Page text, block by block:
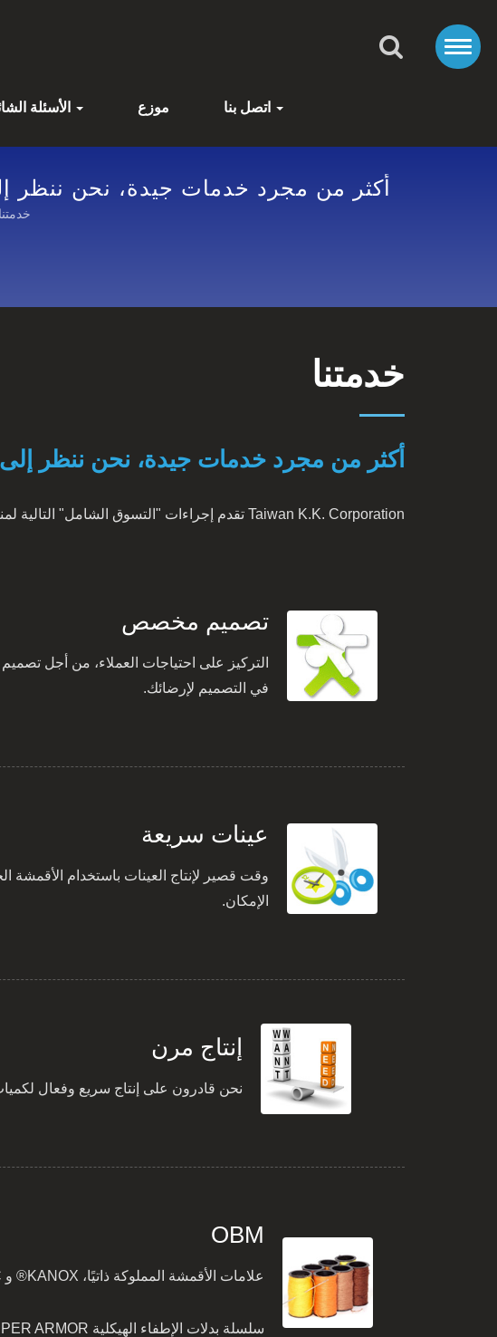
موزع
أكثر من مجرد خدمات جيدة، نحن ننظر
خدمتنا
أكثر من مجرد خدمات جيدة، نحن ننظر
Taiwan K.K. Corporation تقدم إجراءات "التسوق الشامل" التالية لمنتجات FR - أكثر راحة وأقل إزعاج :
تصميم مخصص
التركيز على احتياجات العملاء، من أجل
في التصميم لإرضائك.
عينات سريعة
الإمكان.
إنتاج مرن
نحن قادرون على إنتاج سريع وفعال
OBM
علامات الأقمشة المملوكة ذاتيًا، KANOX® و MAZIC® تضمن جودة وأصل المواد. هذه العلامات حصلت على إشادات دولية وهي جاهزة لتلبية طلبك.
سلسلة بدلات الإطفاء الهيكلية SUPER ARMOR المطورة حديثًا، توفر معدات عالية الجودة دون أي تنازل عن القدرة على الحماية.